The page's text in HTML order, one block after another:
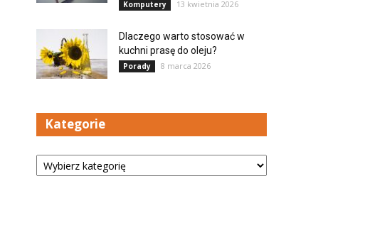
Komputery 13 kwietnia 2026
Dlaczego warto stosować w
kuchni prasę do oleju?
Porady 8 marca 2026
Kategorie
Kategorie